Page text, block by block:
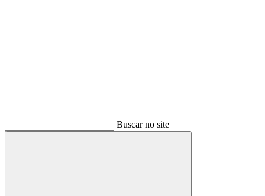
Buscar no site